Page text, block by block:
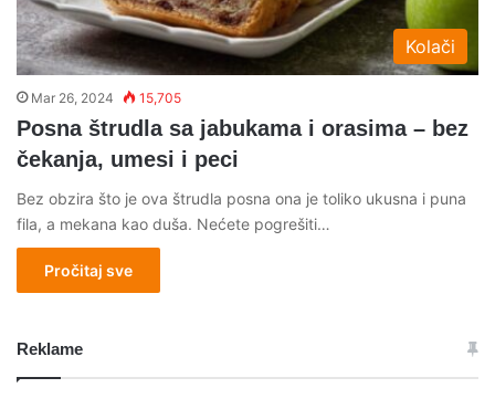
Kolači
Mar 26, 2024 15,705
Posna štrudla sa jabukama i orasima – bez
čekanja, umesi i peci
Bez obzira što je ova štrudla posna ona je toliko ukusna i puna
fila, a mekana kao duša. Nećete pogrešiti…
Pročitaj sve
Reklame